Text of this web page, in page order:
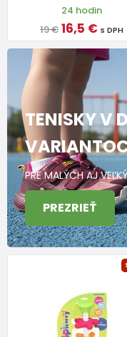
24 hodin
19 € 16,5 € s DPH
TENISKY V
PRE MALÝCH AJ
PREZRIEŤ